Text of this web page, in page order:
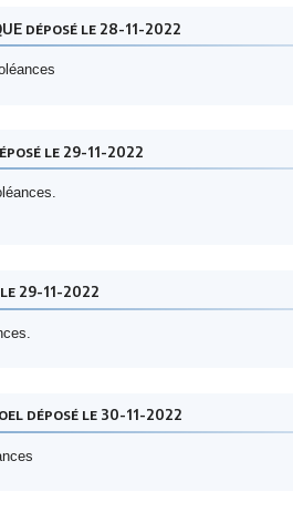
déposé le 28-11-2022
le 29-11-2022
29-11-2022
déposé le 30-11-2022